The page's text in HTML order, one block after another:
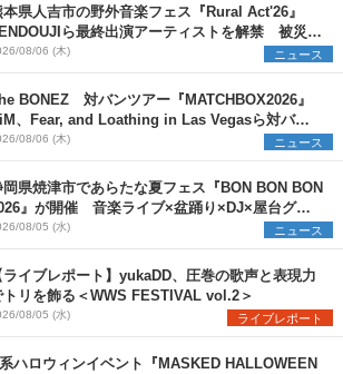
本県人吉市の野外音楽フェス『Rural Act'26』
ら最終出演アーティストを解禁 被災地
援プロジェクトの始動も発表
08/06 (木) ニュース
BONEZ 対バンツアー『MATCHBOX2026』
、Fear, and Loathing in Las Vegasら対バン
ーティストを一斉解禁
08/06 (木) ニュース
岡県焼津市であらたな夏フェス『BON BON BON
』が開催 音楽ライブ×盆踊り×DJ×屋台グル
×ランタンナイトで彩る2日間
08/05 (水) ニュース
ライブレポート】yukaDD、圧巻の歌声と表現力
トリを飾る＜WWS FESTIVAL vol.2＞
08/05 (水) ライブレポート
ハロウィンイベント『MASKED HALLOWEEN